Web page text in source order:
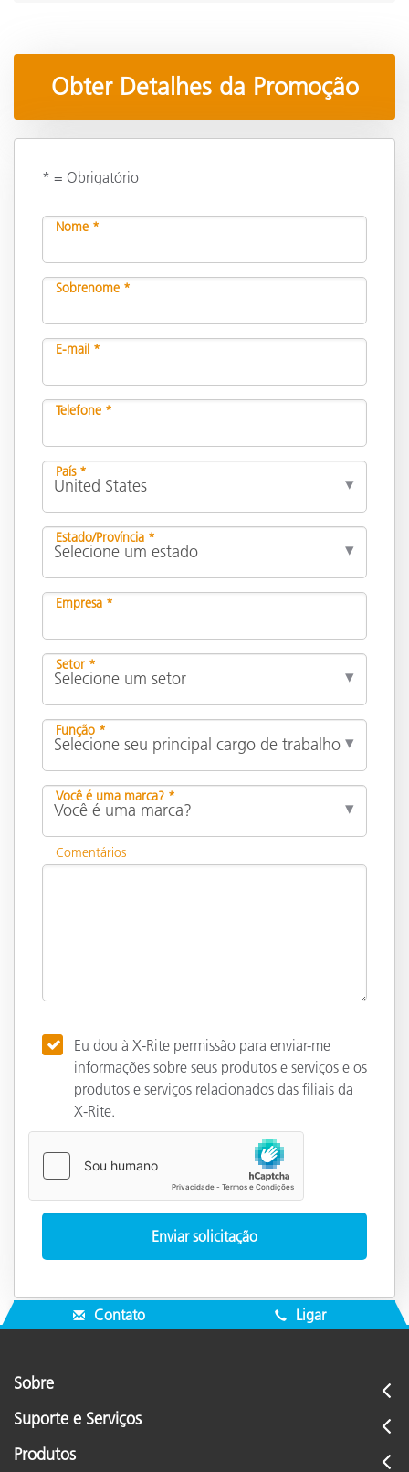
Obter Detalhes da Promoção
* = Obrigatório
Nome *
Sobrenome *
E-mail *
Telefone *
País *
Estado/Província *
Empresa *
Setor *
Função *
Você é uma marca? *
Comentários
Eu dou à X-Rite permissão para enviar-me
informações sobre seus produtos e serviços e os
produtos e serviços relacionados das filiais da
X-Rite.
Contato Ligar
Sobre
Suporte e Serviços
Produtos